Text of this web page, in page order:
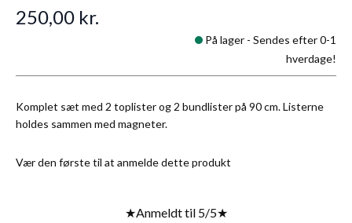
Komplet sæt med 2 toplister og 2 bundlister på 90 cm. Listerne
holdes sammen med magneter.
Vær den første til at anmelde dette produkt
250,00 kr.
På lager - Sendes efter 0-1
hverdage!
★Anmeldt til 5/5★